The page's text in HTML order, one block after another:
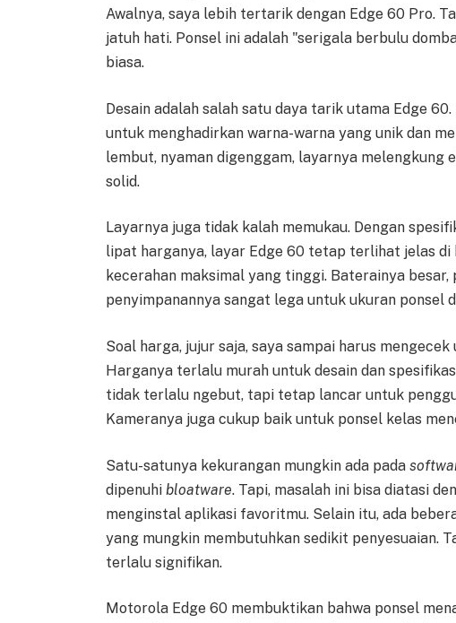
Awalnya, saya lebih tertarik dengan Edge 60 Pro.
jatuh hati. Ponsel ini adalah "serigala berbulu
biasa.
Desain adalah salah satu daya tarik utama Edge
untuk menghadirkan warna-warna yang unik dan
lembut, nyaman digenggam, layarnya melengkung
solid.
Layarnya juga tidak kalah memukau. Dengan
lipat harganya, layar Edge 60 tetap terlihat jelas
kecerahan maksimal yang tinggi. Baterainya besar,
penyimpanannya sangat lega untuk ukuran ponsel
Soal harga, jujur saja, saya sampai harus
Harganya terlalu murah untuk desain dan
tidak terlalu ngebut, tapi tetap lancar untuk
Kameranya juga cukup baik untuk ponsel kelas
Satu-satunya kekurangan mungkin ada pada
dipenuhi bloatware. Tapi, masalah ini bisa diatasi
menginstal aplikasi favoritmu. Selain itu, ada
yang mungkin membutuhkan sedikit penyesuaian.
terlalu signifikan.
Motorola Edge 60 membuktikan bahwa ponsel